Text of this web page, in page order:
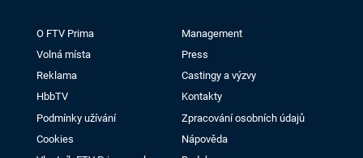
O FTV Prima
Management
Volná místa
Press
Reklama
Castingy a výzvy
HbbTV
Kontakty
Podmínky užívání
Zpracování osobních údajů
Cookies
Nápověda